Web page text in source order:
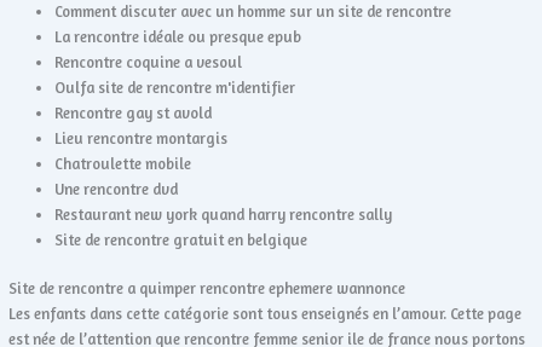
Comment discuter avec un homme sur un site de rencontre
La rencontre idéale ou presque epub
Rencontre coquine a vesoul
Oulfa site de rencontre m'identifier
Rencontre gay st avold
Lieu rencontre montargis
Chatroulette mobile
Une rencontre dvd
Restaurant new york quand harry rencontre sally
Site de rencontre gratuit en belgique
Site de rencontre a quimper rencontre ephemere wannonce
Les enfants dans cette catégorie sont tous enseignés en l’amour. Cette page
est née de l’attention que rencontre femme senior ile de france nous portons